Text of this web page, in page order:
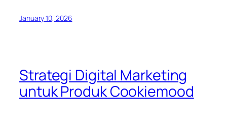
January 10, 2026
Strategi Digital Marketing
untuk Produk Cookiemood